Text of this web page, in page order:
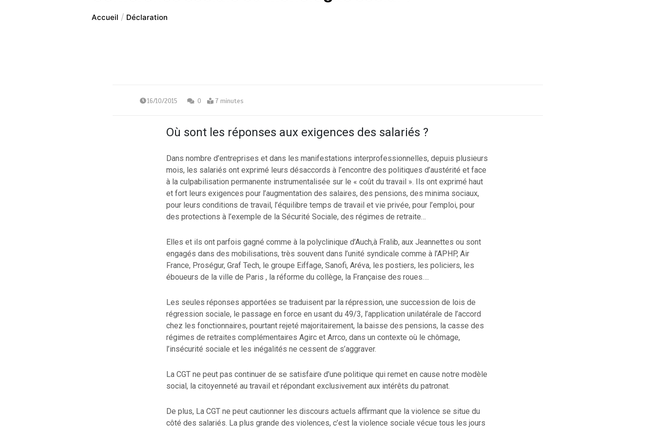
Accueil Déclaration
16/10/2015 0 7 minutes
Où sont les réponses aux exigences des salariés ?
Dans nombre d’entreprises et dans les manifestations interprofessionnelles, depuis plusieurs
mois, les salariés ont exprimé leurs désaccords à l’encontre des politiques d’austérité et face
à la culpabilisation permanente instrumentalisée sur le « coût du travail ». Ils ont exprimé haut
et fort leurs exigences pour l’augmentation des salaires, des pensions, des minima sociaux,
pour leurs conditions de travail, l’équilibre temps de travail et vie privée, pour l’emploi, pour
des protections à l’exemple de la Sécurité Sociale, des régimes de retraite…
Elles et ils ont parfois gagné comme à la polyclinique d’Auch,à Fralib, aux Jeannettes ou sont
engagés dans des mobilisations, très souvent dans l’unité syndicale comme à l’APHP, Air
France, Proségur, Graf Tech, le groupe Eiffage, Sanofi, Aréva, les postiers, les policiers, les
éboueurs de la ville de Paris , la réforme du collège, la Française des roues….
Les seules réponses apportées se traduisent par la répression, une succession de lois de
régression sociale, le passage en force en usant du 49/3, l’application unilatérale de l’accord
chez les fonctionnaires, pourtant rejeté majoritairement, la baisse des pensions, la casse des
régimes de retraites complémentaires Agirc et Arrco, dans un contexte où le chômage,
l’insécurité sociale et les inégalités ne cessent de s’aggraver.
La CGT ne peut pas continuer de se satisfaire d’une politique qui remet en cause notre modèle
social, la citoyenneté au travail et répondant exclusivement aux intérêts du patronat.
De plus, La CGT ne peut cautionner les discours actuels affirmant que la violence se situe du
côté des salariés. La plus grande des violences, c’est la violence sociale vécue tous les jours